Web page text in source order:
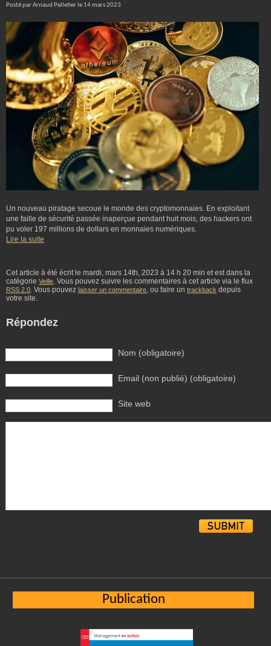
Posté par Arnaud Pelletier le 14 mars 2023
Un nouveau piratage secoue le monde des cryptomonnaies. En exploitant
une faille de sécurité passée inaperçue pendant huit mois, des hackers ont
pu voler 197 millions de dollars en monnaies numériques.
Lire la suite
Cet article à été écrit le mardi, mars 14th, 2023 à 14 h 20 min et est dans la
catégorie Veille. Vous pouvez suivre les commentaires à cet article via le flux
RSS 2.0. Vous pouvez laisser un commentaire, ou faire un trackback depuis
votre site.
Répondez
Nom (obligatoire)
Email (non publié) (obligatoire)
Site web
Publication